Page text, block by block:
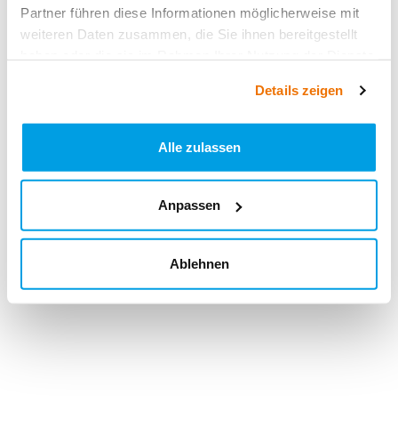
Partner führen diese Informationen möglicherweise mit
weiteren Daten zusammen, die Sie ihnen bereitgestellt
Details zeigen
Alle zulassen
Anpassen
Ablehnen